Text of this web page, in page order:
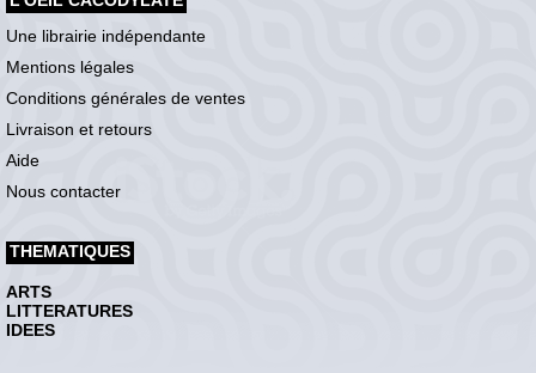
Une librairie indépendante
Mentions légales
Conditions générales de ventes
Livraison et retours
Aide
Nous contacter
THEMATIQUES
ARTS
LITTERATURES
IDEES